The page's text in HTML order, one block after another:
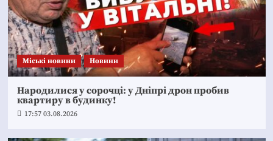
Mіські новини Новини
Народилися у сорочці: у Дніпрі дрон пробив
квартиру в будинку!
17:57 03.08.2026